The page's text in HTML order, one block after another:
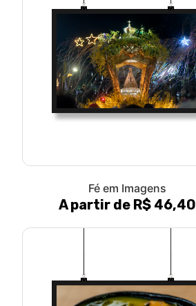
Fé em Imagens
A partir de R$ 46,40